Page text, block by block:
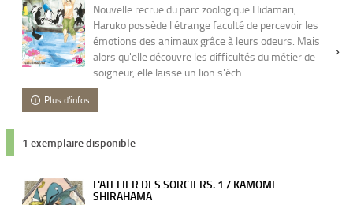
Nouvelle recrue du parc zoologique Hidamari,
Haruko possède l'étrange faculté de percevoir les
émotions des animaux grâce à leurs odeurs. Mais
alors qu'elle découvre les difficultés du métier de
soigneur, elle laisse un lion s'éch...
Plus d'infos
1 exemplaire disponible
L'ATELIER DES SORCIERS. 1 / KAMOME
SHIRAHAMA